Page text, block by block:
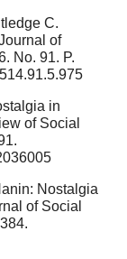
C.
of
No. 91. P.
in
of Social
Nostalgia
of Social